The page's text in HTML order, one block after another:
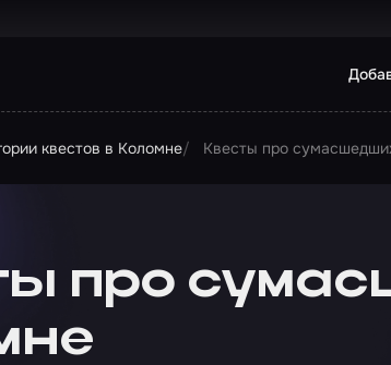
квестов в Коломне Квесты про
про